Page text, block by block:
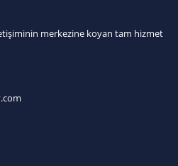
merkezine koyan tam hizmet